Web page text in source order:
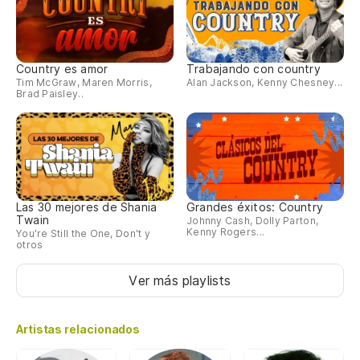
Country es amor
Tim McGraw, Maren Morris,
Brad Paisley..
Trabajando con country
Alan Jackson, Kenny Chesney...
Las 30 mejores de Shania
Twain
You're Still the One, Don't y
otros
Grandes éxitos: Country
Johnny Cash, Dolly Parton,
Kenny Rogers...
Ver más playlists
Artistas relacionados